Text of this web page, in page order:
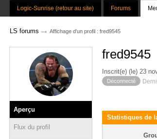
Logic-Sunrise (retour au site) Forums
LS forums → Affichage d'un profil : fred9545
Aperçu
Flux du profil
fred9545
Inscrit(e) (le) 23
Déconnecté
Statistiques de